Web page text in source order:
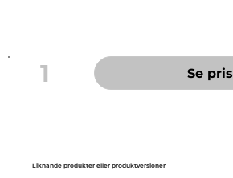
1 Se pris
Liknande produkter eller produktversioner